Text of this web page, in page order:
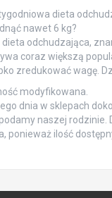
dieta
nawet 6 kg?
odchudzająca,
coraz większą
zredukować wagę.
modyfikowana.
dnia w sklepach
naszej rodzinie.
ponieważ ilość